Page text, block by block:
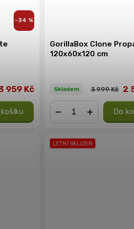
–34 %
959 Kč
GorillaBox Clone
120x60x120 cm
Skladem 3 999 Kč 2
Do
LETNÍ SKLIZEŇ